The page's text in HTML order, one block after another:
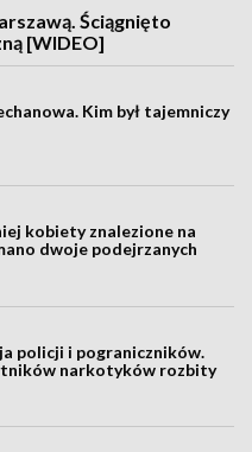
Ściągnięto
[WIDEO]
Kim był tajemniczy
kobiety znalezione na
dwoje podejrzanych
policji i pograniczników.
narkotyków rozbity